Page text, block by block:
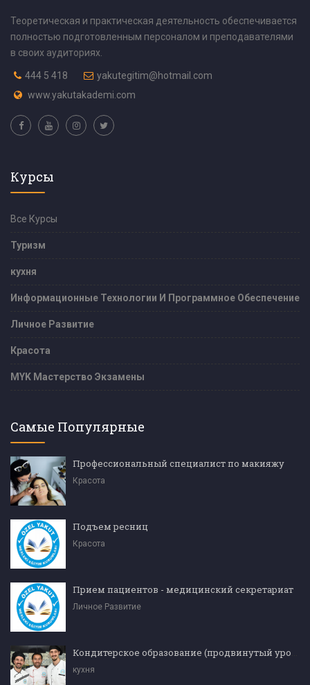
Теоретическая и практическая деятельность обеспечивается
полностью подготовленным персоналом и преподавателями
в своих аудиториях.
444 5 418
yakutegitim@hotmail.com
www.yakutakademi.com
Курсы
Все Курсы
Туризм
кухня
Информационные Технологии И Программное Обеспечение
Личное Развитие
Красота
MYK Мастерство Экзамены
Самые Популярные
Профессиональный специалист по макияжу
Красота
Подъем ресниц
Красота
Прием пациентов - медицинский секретариат
Личное Развитие
кухня